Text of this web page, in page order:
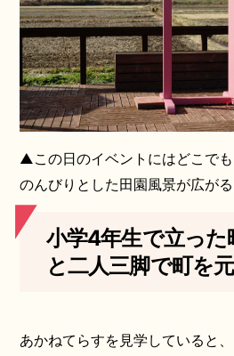
▲この日のイベントにはどこで
のんびりとした田園風景が広がる
小学4年生で立った
と二人三脚で町を
あかねてらすを見学していると